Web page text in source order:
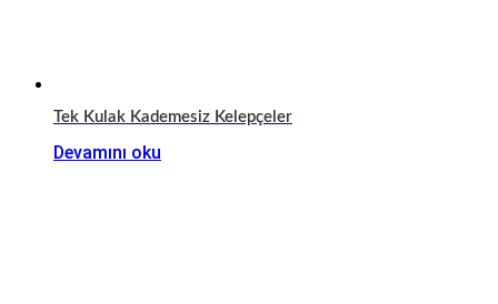
Tek Kulak Kademesiz Kelepçeler
Devamını oku